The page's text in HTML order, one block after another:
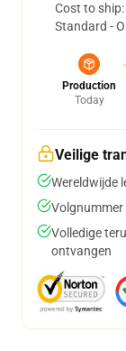
Cost to ship:
Standard -
Production
Today
Veilige
Wereldwijde
Volledige
ontvangen